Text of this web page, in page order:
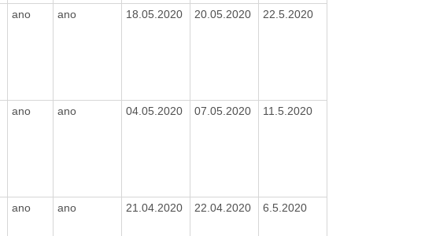
ano ano 18.05.2020 20.05.2020 22.5.2020
ano ano 04.05.2020 07.05.2020 11.5.2020
ano ano 21.04.2020 22.04.2020 6.5.2020